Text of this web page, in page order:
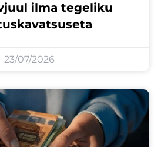
ilma tegeliku
23/07/2026